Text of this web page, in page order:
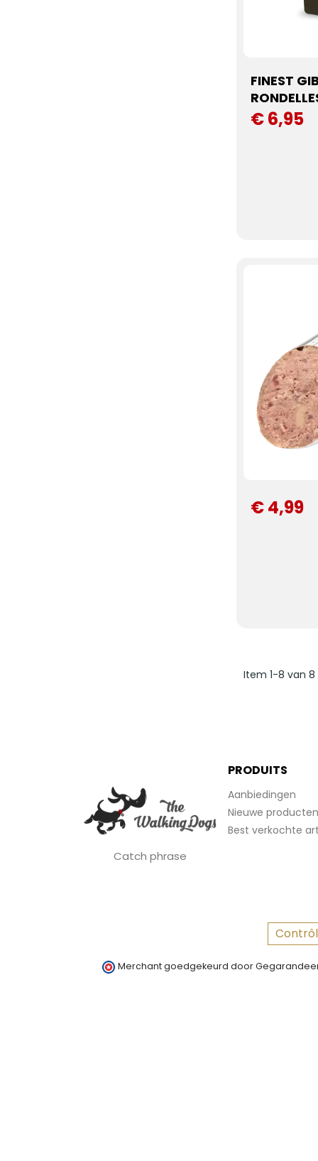
FINEST
€ 6,95
€ 4,99
Item 1-8 van
Catch phrase
PRODUITS
Aanbiedingen
Nieuwe producten
Best verkochte
Merchant goedgekeurd door